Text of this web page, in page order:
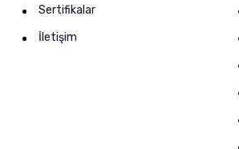
Sertifikalar
İletişim